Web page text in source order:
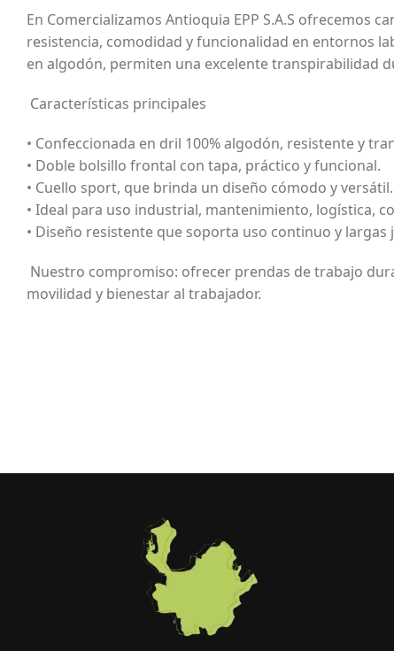
En Comercializamos Antioquia EPP S.A.S ofrecemos
resistencia, comodidad y funcionalidad en entornos
en algodón, permiten una excelente transpirabilidad
Características principales
• Confeccionada en dril 100% algodón, resistente y
• Doble bolsillo frontal con tapa, práctico y funcional.
• Cuello sport, que brinda un diseño cómodo y versátil.
• Ideal para uso industrial, mantenimiento, logística,
• Diseño resistente que soporta uso continuo y largas
Nuestro compromiso: ofrecer prendas de trabajo
movilidad y bienestar al trabajador.